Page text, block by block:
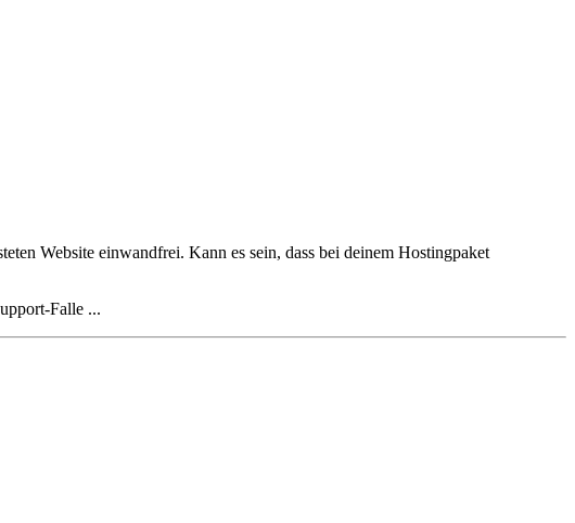
Website einwandfrei. Kann es sein, dass bei deinem Hostingpaket
Falle ...